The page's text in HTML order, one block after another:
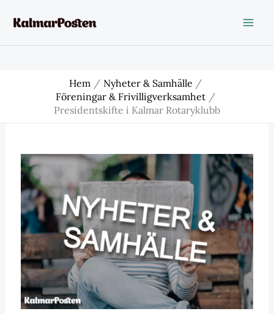
Hem
Nyheter & Samhälle
Föreningar & Frivilligverksamhet
Presidentskifte i Kalmar Rotaryklubb